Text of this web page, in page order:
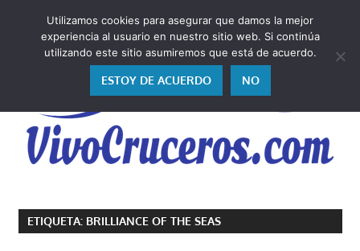
contenido
cruceros
ETIQUETA: BRILLIANCE OF THE SEAS
Utilizamos cookies para asegurar que damos la mejor
experiencia al usuario en nuestro sitio web. Si continúa
utilizando este sitio asumiremos que está de acuerdo.
ESTOY DE ACUERDO NO